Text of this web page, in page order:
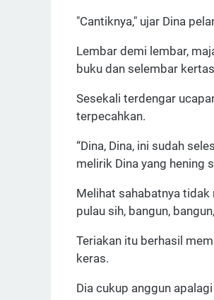
"Cantiknya," ujar Dina
Lembar demi lembar,
buku dan selembar
Sesekali terdengar
terpecahkan.
“Dina, Dina, ini sudah
melirik Dina yang hening
Melihat sahabatnya tidak
pulau sih, bangun,
Teriakan itu berhasil
keras.
Dia cukup anggun